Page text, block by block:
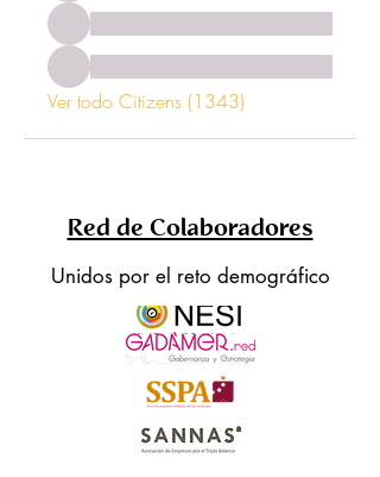
Ver todo Citizens (1343)
Red de Colaboradores
Unidos por el reto demográfico